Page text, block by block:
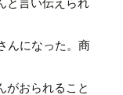
んになった。商
がおられること